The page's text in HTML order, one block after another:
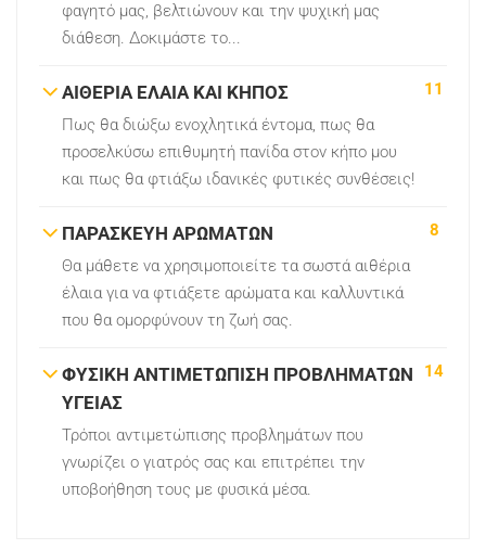
φαγητό μας, βελτιώνουν και την ψυχική μας
διάθεση. Δοκιμάστε το...
ΑΙΘΕΡΙΑ ΕΛΑΙΑ ΚΑΙ ΚΗΠΟΣ
Πως θα διώξω ενοχλητικά έντομα, πως θα
προσελκύσω επιθυμητή πανίδα στον κήπο μου
και πως θα φτιάξω ιδανικές φυτικές συνθέσεις!
11
ΠΑΡΑΣΚΕΥΗ ΑΡΩΜΑΤΩΝ
Θα μάθετε να χρησιμοποιείτε τα σωστά αιθέρια
έλαια για να φτιάξετε αρώματα και καλλυντικά
που θα ομορφύνουν τη ζωή σας.
8
ΦΥΣΙΚΗ ΑΝΤΙΜΕΤΩΠΙΣΗ ΠΡΟΒΛΗΜΑΤΩΝ
ΥΓΕΙΑΣ
Τρόποι αντιμετώπισης προβλημάτων που
γνωρίζει ο γιατρός σας και επιτρέπει την
υποβοήθηση τους με φυσικά μέσα.
14